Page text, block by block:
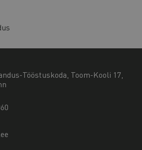
Tööstuskoda, Toom-Kooli 17,